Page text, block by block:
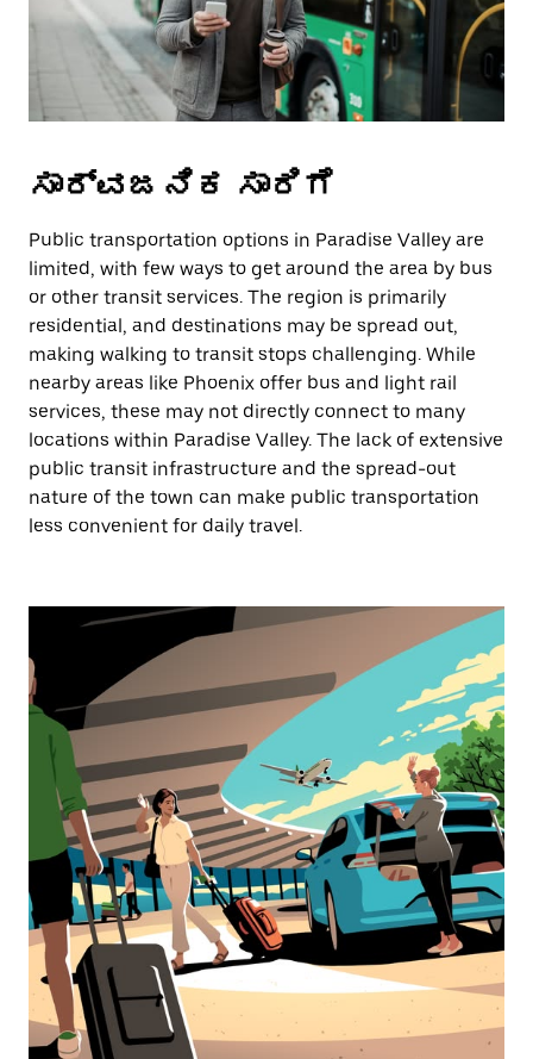
ಸಾರ್ವಜನಿಕ ಸಾರಿಗೆ
Public transportation options in Paradise Valley are
limited, with few ways to get around the area by bus
or other transit services. The region is primarily
residential, and destinations may be spread out,
making walking to transit stops challenging. While
nearby areas like Phoenix offer bus and light rail
services, these may not directly connect to many
locations within Paradise Valley. The lack of extensive
public transit infrastructure and the spread-out
nature of the town can make public transportation
less convenient for daily travel.